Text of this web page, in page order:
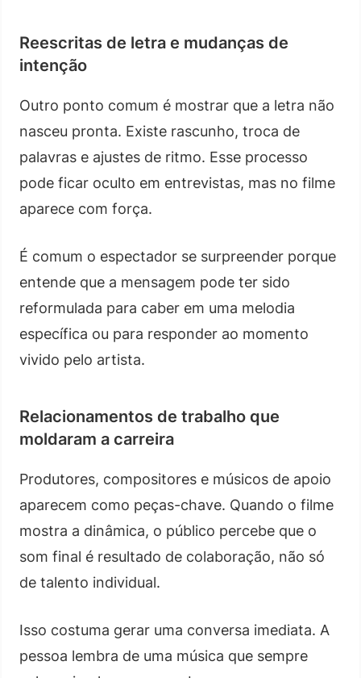
Reescritas de letra e mudanças de
intenção
Outro ponto comum é mostrar que a letra não
nasceu pronta. Existe rascunho, troca de
palavras e ajustes de ritmo. Esse processo
pode ficar oculto em entrevistas, mas no filme
aparece com força.
É comum o espectador se surpreender porque
entende que a mensagem pode ter sido
reformulada para caber em uma melodia
específica ou para responder ao momento
vivido pelo artista.
Relacionamentos de trabalho que
moldaram a carreira
Produtores, compositores e músicos de apoio
aparecem como peças-chave. Quando o filme
mostra a dinâmica, o público percebe que o
som final é resultado de colaboração, não só
de talento individual.
Isso costuma gerar uma conversa imediata. A
pessoa lembra de uma música que sempre